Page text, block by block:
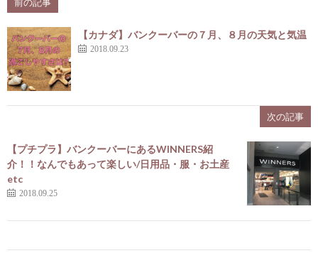
【カナダ】バンクーバーの７月、８月の天気と気温
2018.09.23
次の記事
【プチプラ】バンクーバーにあるWINNERS紹
介！！なんでもあって楽しい/日用品・服・お土産
etc
2018.09.25